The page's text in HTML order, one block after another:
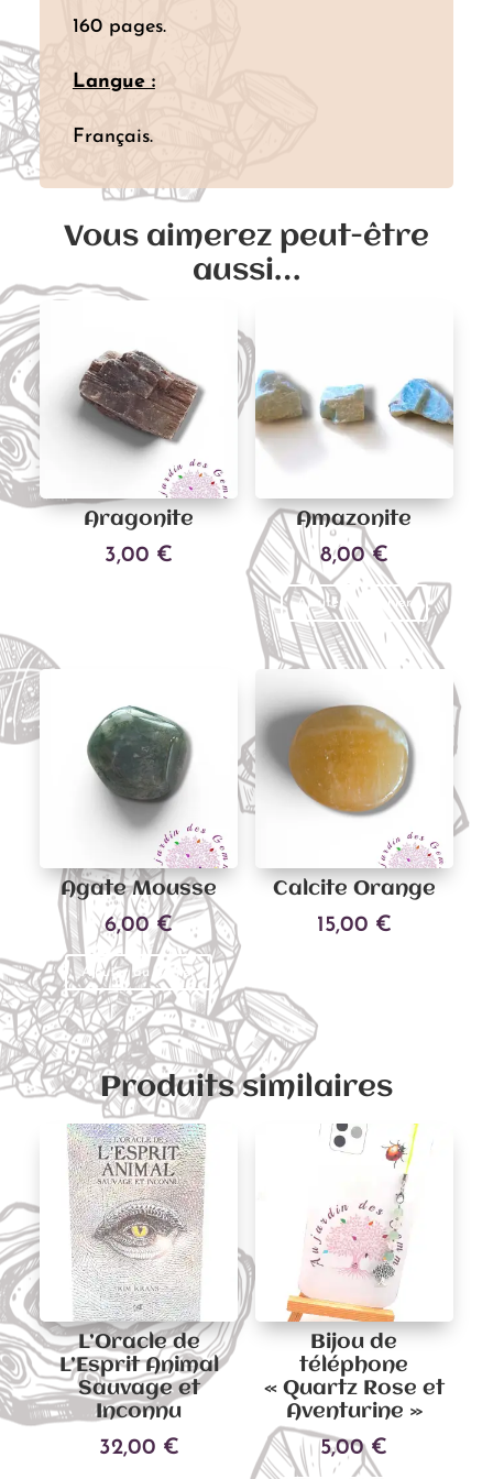
160 pages.
Langue :
Français.
Vous aimerez peut-être
aussi…
Aragonite
3,00 €
Amazonite
8,00€
Ajouter au panier
Agate Mousse
6,00 €
Ajouter au panier
Calcite Orange
15,00 €
Produits similaires
L’Oracle de
L’Esprit Animal
Sauvage et
Inconnu
32,00 €
Bijou de
téléphone
« Quartz Rose et
Aventurine »
5,00€